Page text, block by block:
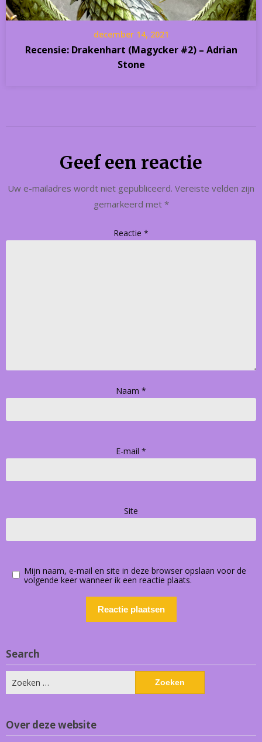
december 14, 2021
Recensie: Drakenhart (Magycker #2) – Adrian
Stone
Geef een reactie
Uw e-mailadres wordt niet gepubliceerd. Vereiste velden zijn
gemarkeerd met *
Reactie *
Naam *
E-mail *
Site
Mijn naam, e-mail en site in deze browser opslaan voor de
volgende keer wanneer ik een reactie plaats.
Search
Zoeken
naar:
Over deze website